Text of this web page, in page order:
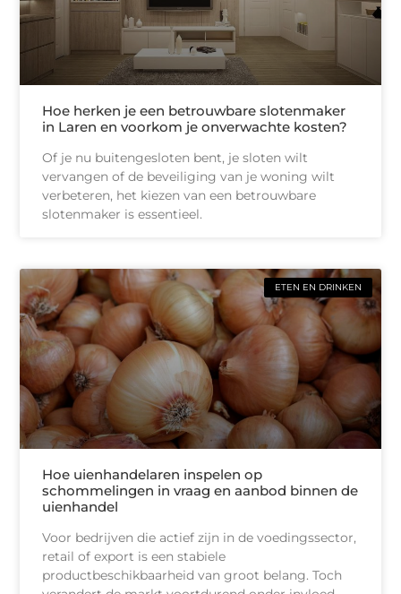
Hoe herken je een betrouwbare slotenmaker
in Laren en voorkom je onverwachte kosten?
Of je nu buitengesloten bent, je sloten wilt
vervangen of de beveiliging van je woning wilt
verbeteren, het kiezen van een betrouwbare
slotenmaker is essentieel.
ETEN EN DRINKEN
Hoe uienhandelaren inspelen op
schommelingen in vraag en aanbod binnen de
uienhandel
Voor bedrijven die actief zijn in de voedingssector,
retail of export is een stabiele
productbeschikbaarheid van groot belang. Toch